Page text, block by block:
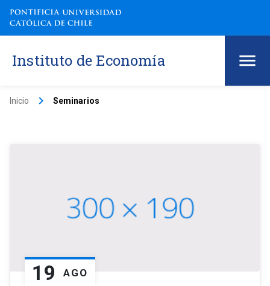
Instituto de Economía
Inicio keyboard_arrow_right Seminarios
19 AGO